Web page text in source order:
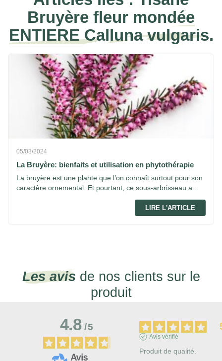
Bruyère fleur mondée
ENTIERE Calluna vulgaris.
05/03/2024
La Bruyère: bienfaits et utilisation en phytothérapie
La bruyère est une plante que l’on connaît surtout pour son
caractère ornemental. Et pourtant, ce sous-arbrisseau a...
LIRE L'ARTICLE
Les avis de nos clients sur le
produit
4.8/5
Avis vérifié
Produit de qualité.